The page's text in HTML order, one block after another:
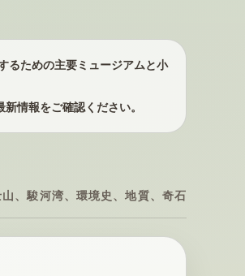
るための主要ミュージアムと小
情報をご確認ください。
山、駿河湾、環境史、地質、奇石